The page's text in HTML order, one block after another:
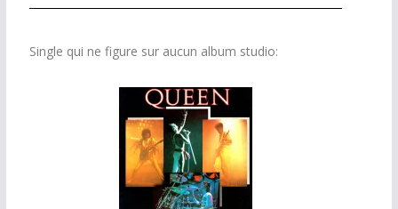
Single qui ne figure sur aucun album studio: